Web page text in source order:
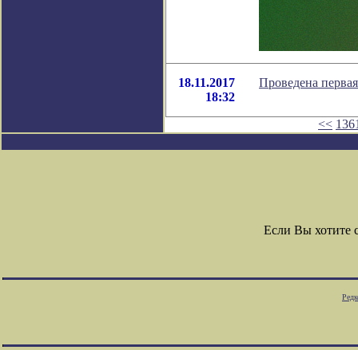
18.11.2017
18:32
Проведена
<<
Если Вы хотите